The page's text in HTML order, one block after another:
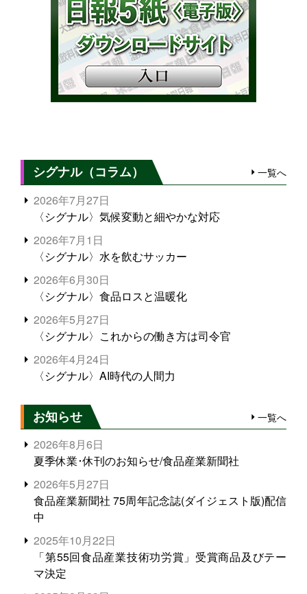
シグナル（コラム） 一覧へ
2026年7月27日
〈シグナル〉気候変動と細やかな対応
2026年7月1日
〈シグナル〉水を飲むサッカー
2026年6月30日
〈シグナル〉食品ロスと温暖化
2026年5月27日
〈シグナル〉これからの働き方は司令官
2026年4月24日
〈シグナル〉AI時代の人間力
お知らせ 一覧へ
2026年8月6日
夏季休業･休刊のお知らせ/食品産業新聞社
2026年5月27日
食品産業新聞社 75周年記念誌(ダイジェスト版)配信
中
2025年10月22日
「第55回食品産業技術功労賞」受賞商品及びテー
マ決定